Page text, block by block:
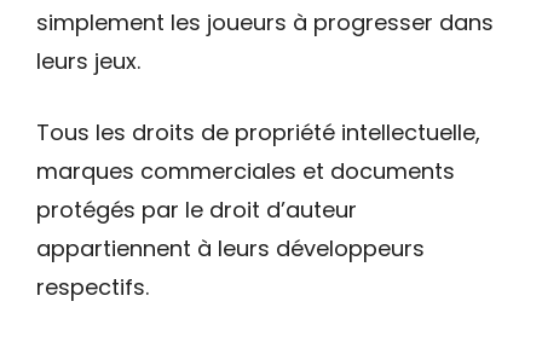
simplement les joueurs à progresser dans
leurs jeux.
Tous les droits de propriété intellectuelle,
marques commerciales et documents
protégés par le droit d’auteur
appartiennent à leurs développeurs
respectifs.